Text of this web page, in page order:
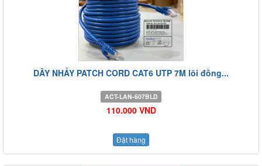
DÂY NHẢY PATCH CORD CAT6 UTP 7M lõi đồng...
ACT-LAN-607BLD
110.000 VND
Đặt hàng